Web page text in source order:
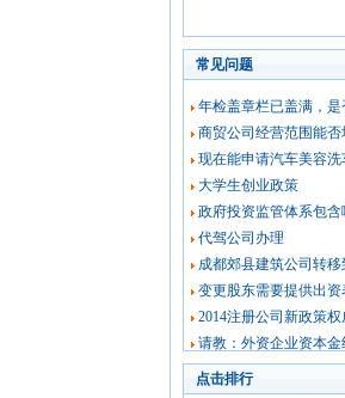
常见问题
年检盖章栏已盖满，是
商贸公司经营范围能否
现在能申请汽车美容
大学生创业政策
政府投资监管体系包含
代驾公司办理
成都郊县建筑公司转
变更股东需要提供出资
2014注册公司新政策
请教：外资企业资本金
点击排行